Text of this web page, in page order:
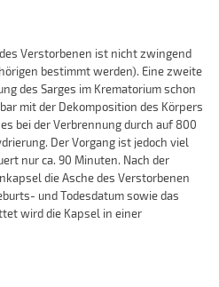
Verstorbenen ist nicht zwingend
bestimmt werden). Eine zweite
des Sarges im Krematorium schon
mit der Dekomposition des Körpers
bei der Verbrennung durch auf 800
Der Vorgang ist jedoch viel
nur ca. 90 Minuten. Nach der
die Asche des Verstorbenen
und Todesdatum sowie das
wird die Kapsel in einer